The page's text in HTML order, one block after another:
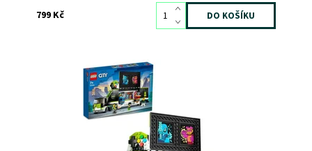
799 Kč
Děti mohou městský život zpestřit strhujícími turnaji díky
akčnímu modelu náklaďáku nabitého gamerským
Dostupnost: